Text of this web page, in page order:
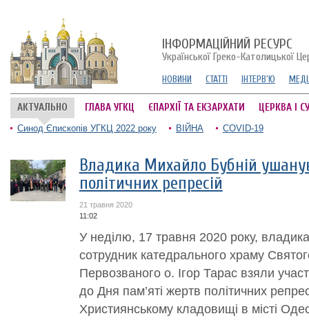
ІНФОРМАЦІЙНИЙ РЕСУРС
Української Греко-Католицької
НОВИНИ СТАТТІ ІНТЕРВ'Ю
АКТУАЛЬНО ГЛАВА УГКЦ ЄПАРХІЇ ТА ЕКЗАРХАТИ ЦЕРКВА І
Синод Єпископів УГКЦ 2022 року ВІЙНА COVID-19
Владика Михайло Бубній
політичних репресій
21 травня 2020
11:02
У неділю, 17 травня 2020 року,
сотрудник катедрального храму
Первозваного о. Ігор Тарас взяли
до Дня пам’яті жертв політичних
Християнському кладовищі в місті